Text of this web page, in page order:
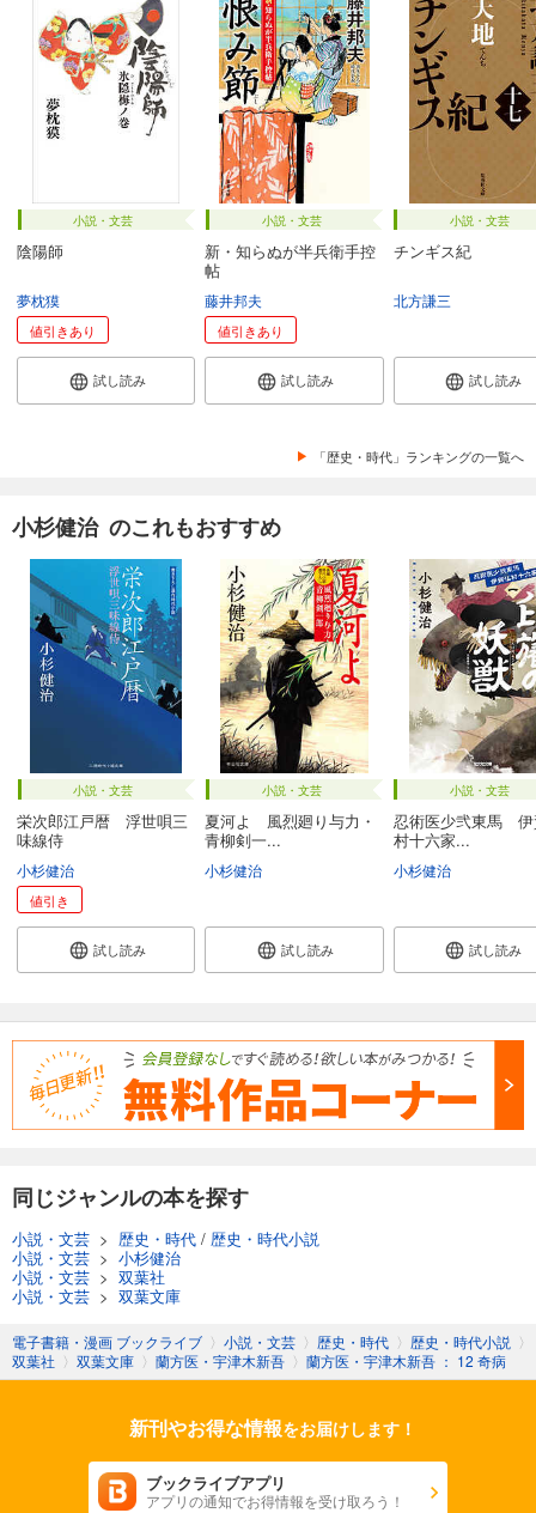
小説・文芸
陰陽師
夢枕獏
値引きあり
試し読み
小説・文芸
新・知らぬが半兵衛手控
帖
藤井邦夫
値引きあり
試し読み
小説・文芸
チンギス紀
北方謙三
試し読み
「歴史・時代」ランキングの一覧へ
小杉健治 のこれもおすすめ
小説・文芸
栄次郎江戸暦 浮世唄三
味線侍
小杉健治
値引き
試し読み
小説・文芸
夏河よ 風烈廻り与力・
青柳剣一...
小杉健治
試し読み
小説・文芸
忍術医少弐東馬 伊
村十六家...
小杉健治
試し読み
同じジャンルの本を探す
小説・文芸 > 歴史・時代 / 歴史・時代小説
小説・文芸 > 小杉健治
小説・文芸 > 双葉社
小説・文芸 > 双葉文庫
電子書籍・漫画 ブックライブ 〉 小説・文芸 〉 歴史・時代 〉 歴史・時代小説 〉
双葉社 〉 双葉文庫 〉 蘭方医・宇津木新吾 〉 蘭方医・宇津木新吾 ： 12 奇病
新刊やお得な情報をお届けします！
ブックライブアプリ
アプリの通知でお得情報を受け取ろう！